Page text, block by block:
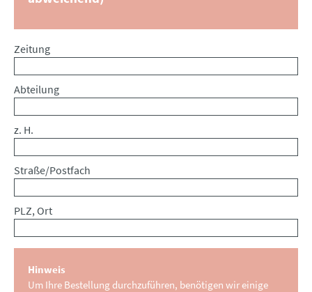
Zeitung
Abteilung
z. H.
Straße/Postfach
PLZ, Ort
Hinweis
Um Ihre Bestellung durchzuführen, benötigen wir einige